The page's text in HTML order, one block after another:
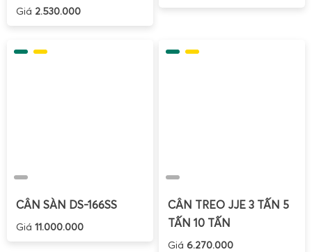
Giá 2.530.000
CÂN SÀN DS-166SS
Giá 11.000.000
CÂN TREO JJE 3 TẤN 5
TẤN 10 TẤN
Giá 6.270.000